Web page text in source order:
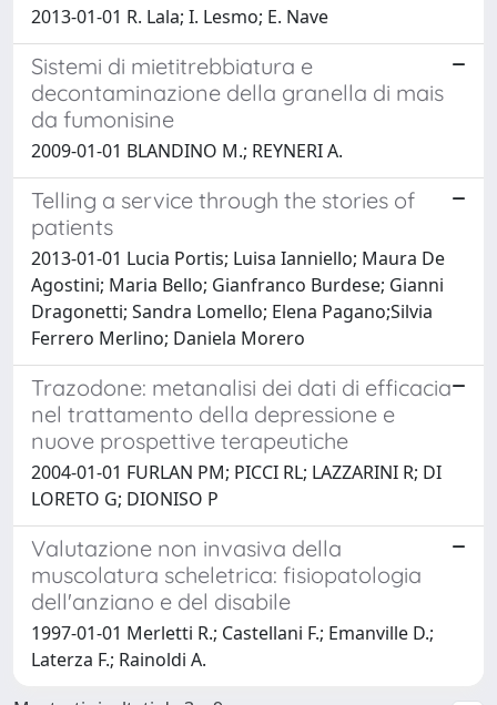
2013-01-01 R. Lala; I. Lesmo; E. Nave
Sistemi di mietitrebbiatura e
decontaminazione della granella di mais
da fumonisine
2009-01-01 BLANDINO M.; REYNERI A.
Telling a service through the stories of
patients
2013-01-01 Lucia Portis; Luisa Ianniello; Maura De
Agostini; Maria Bello; Gianfranco Burdese; Gianni
Dragonetti; Sandra Lomello; Elena Pagano;Silvia
Ferrero Merlino; Daniela Morero
Trazodone: metanalisi dei dati di efficacia
nel trattamento della depressione e
nuove prospettive terapeutiche
2004-01-01 FURLAN PM; PICCI RL; LAZZARINI R; DI
LORETO G; DIONISO P
Valutazione non invasiva della
muscolatura scheletrica: fisiopatologia
dell'anziano e del disabile
1997-01-01 Merletti R.; Castellani F.; Emanville D.;
Laterza F.; Rainoldi A.